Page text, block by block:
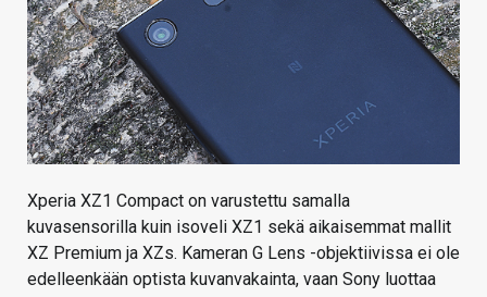
Xperia XZ1 Compact on varustettu samalla
kuvasensorilla kuin isoveli XZ1 sekä aikaisemmat mallit
XZ Premium ja XZs. Kameran G Lens -objektiivissa ei ole
edelleenkään optista kuvanvakainta, vaan Sony luottaa